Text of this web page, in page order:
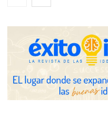
entrevistas y fotografía editorial